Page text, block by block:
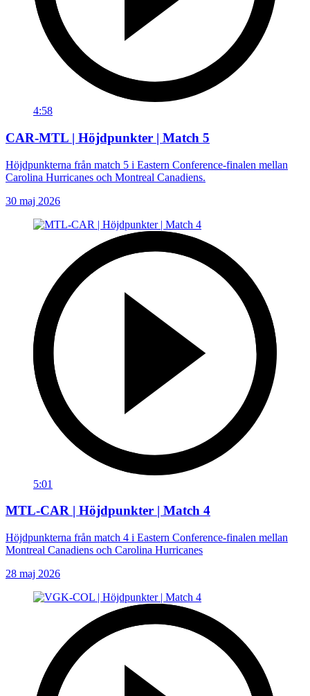
4:58
CAR-MTL | Höjdpunkter | Match 5
Höjdpunkterna från match 5 i Eastern Conference-finalen mellan
Carolina Hurricanes och Montreal Canadiens.
30 maj 2026
5:01
MTL-CAR | Höjdpunkter | Match 4
Höjdpunkterna från match 4 i Eastern Conference-finalen mellan
Montreal Canadiens och Carolina Hurricanes
28 maj 2026